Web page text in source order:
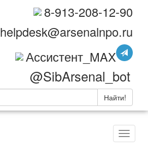
8-913-208-12-90
helpdesk@arsenalnpo.ru
Ассистент_MAX
@SibArsenal_bot
Найти!